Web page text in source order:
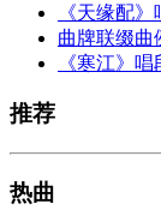
《天缘配
曲牌联缀曲
《寒江》
推荐
热曲